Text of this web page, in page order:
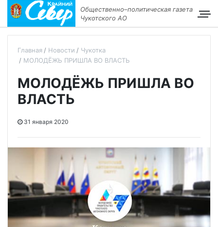
Общественно–политическая газета
Чукотского АО
Главная Новости
Чукотка
МОЛОДЁЖЬ ПРИШЛА ВО ВЛАСТЬ
МОЛОДЁЖЬ ПРИШЛА ВО
ВЛАСТЬ
31 января 2020